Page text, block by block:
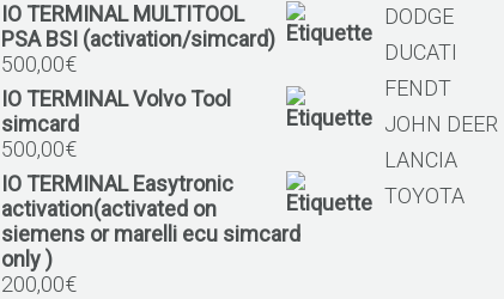
IO TERMINAL MULTITOOL
PSA BSI (activation/simcard)
500,00€
IO TERMINAL Volvo Tool
simcard
500,00€
IO TERMINAL Easytronic
activation(activated on
siemens or marelli ecu simcard
only )
200,00€
DODGE
DUCATI
FENDT
JOHN DEER
LANCIA
TOYOTA